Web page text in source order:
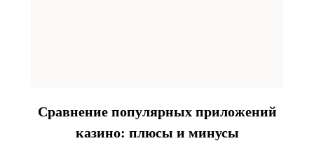
Сравнение популярных приложений
казино: плюсы и минусы